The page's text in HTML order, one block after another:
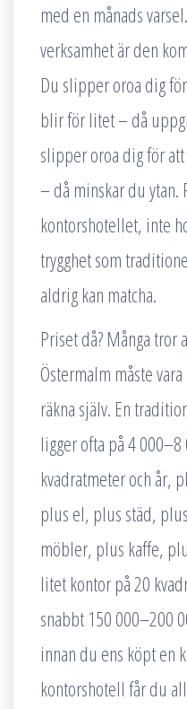
med en månads
verksamhet är den
Du slipper oroa dig
blir för litet – då
slipper oroa dig för
– då minskar du ytan.
kontorshotellet, inte
trygghet som
aldrig kan matcha.
Priset då? Många
Östermalm måste
räkna själv. En
ligger ofta på 4
kvadratmeter och år,
plus el, plus städ,
möbler, plus kaffe,
litet kontor på 20
snabbt 150 000–200
innan du ens köpt en
kontorshotell får du